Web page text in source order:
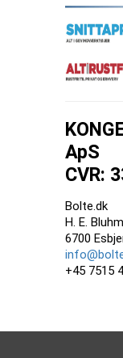
ApS
CVR:
Bolte.dk
H. E.
6700
+45 7515